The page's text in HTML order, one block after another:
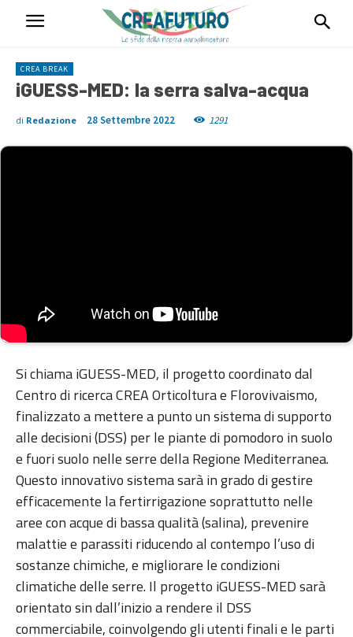
CREA BREAK
iGUESS-MED: la serra salva-acqua
di Redazione 28 Settembre 2022 1291
Si chiama iGUESS-MED, il progetto coordinato dal
Centro di ricerca CREA Orticoltura e Florovivaismo,
finalizzato a mettere a punto un sistema di supporto
alle decisioni (DSS) per le piante di pomodoro in suolo
e fuori suolo nelle serre della Regione Mediterranea.
Questo innovativo sistema sarà in grado di gestire
efficacemente la fertirrigazione soprattutto nelle
aree con acque di bassa qualità (salina), prevenire
malattie e parassiti riducendo al contempo l’uso di
sostanze chimiche, e migliorare le condizioni
climatiche delle serre. Il progetto iGUESS-MED sarà
orientato sin dall’inizio a rendere il DSS
commerciabile, coinvolgendo gli utenti finali e le parti